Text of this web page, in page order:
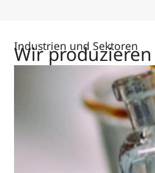
Industrien und Sektoren
Wir